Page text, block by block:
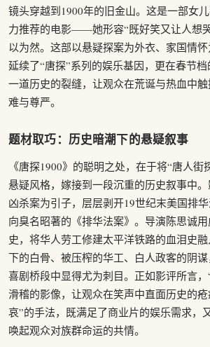
镜头穿越到1900年的旧金山。这是一部女
力推荐的电影——她形容“既好笑又让人想
以为然。这部以悬疑探案为外衣、家国情
延续了“唐探”系列的娱乐基因，更在春节
一道历史的裂缝，让观众在荒诞与热血中
难与尊严。
题材取巧：历史暗潮下的悬疑叙事
《唐探1900》的聪明之处，在于将“唐人街
悬疑风格，嫁接到一段沉重的历史叙事中
凶杀案为引子，层层剥开19世纪末美国排
向臭名昭著的《排华法案》。导演陈思诚
史，将华人劳工修建太平洋铁路的血泪史
下的白骨、被压榨的华工、白人政客的阴
喜剧桥段中显得尤为刺目。正如影评所言
滑稽的影像，让观众在笑声中直面历史的
哀”的手法，既满足了商业片的娱乐需求，
唤起观众对族群命运的共情。